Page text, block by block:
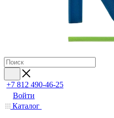
+7 812 490-46-25
Войти
Каталог